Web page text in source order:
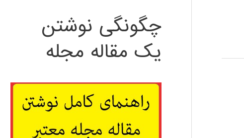
چگونگی نوشتن
یک مقاله مجله